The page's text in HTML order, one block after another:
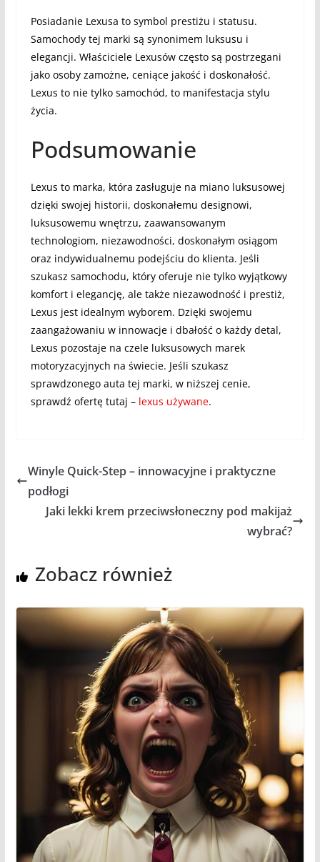
Posiadanie Lexusa to symbol prestiżu i statusu.
Samochody tej marki są synonimem luksusu i
elegancji. Właściciele Lexusów często są postrzegani
jako osoby zamożne, ceniące jakość i doskonałość.
Lexus to nie tylko samochód, to manifestacja stylu
życia.
Podsumowanie
Lexus to marka, która zasługuje na miano luksusowej
dzięki swojej historii, doskonałemu designowi,
luksusowemu wnętrzu, zaawansowanym
technologiom, niezawodności, doskonałym osiągom
oraz indywidualnemu podejściu do klienta. Jeśli
szukasz samochodu, który oferuje nie tylko wyjątkowy
komfort i elegancję, ale także niezawodność i prestiż,
Lexus jest idealnym wyborem. Dzięki swojemu
zaangażowaniu w innowacje i dbałość o każdy detal,
Lexus pozostaje na czele luksusowych marek
motoryzacyjnych na świecie. Jeśli szukasz
sprawdzonego auta tej marki, w niższej cenie,
sprawdź ofertę tutaj – lexus używane.
Winyle Quick-Step – innowacyjne i praktyczne
podłogi
Jaki lekki krem przeciwsłoneczny pod makijaż
wybrać?
Zobacz również